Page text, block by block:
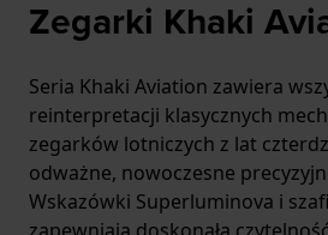
Zegarki Khaki
Seria Khaki Aviation zawiera
reinterpretacji klasycznych
zegarków lotniczych z lat
odważne, nowoczesne
Wskazówki Superluminova i